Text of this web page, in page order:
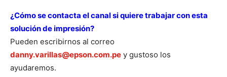
¿Cómo se contacta el canal si quiere trabajar con esta
solución de impresión?
Pueden escribirnos al correo
danny.varillas@epson.com.pe y gustoso los
ayudaremos.